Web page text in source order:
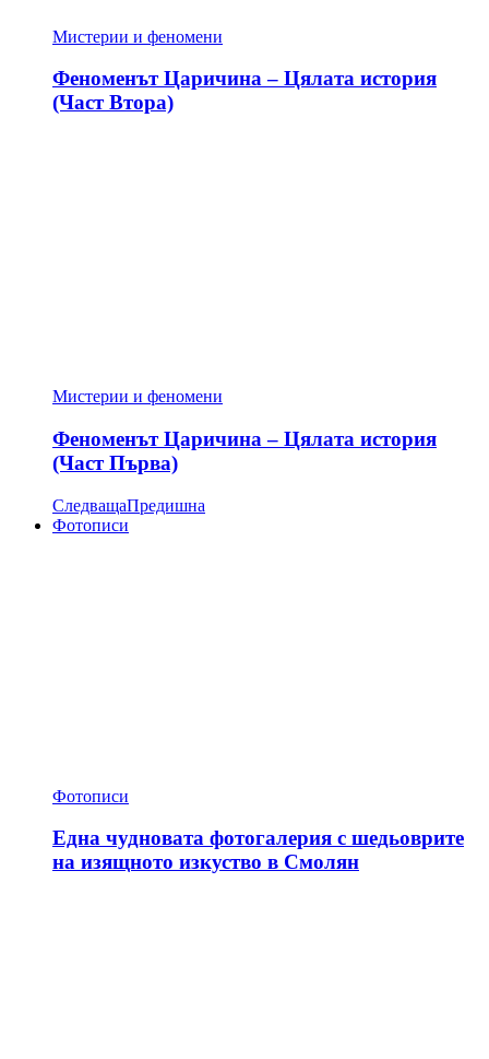
Мистерии и феномени
Феноменът Царичина – Цялата история
(Част Втора)
Мистерии и феномени
Феноменът Царичина – Цялата история
(Част Първа)
СледващаПредишна
Фотописи
Фотописи
Една чудновата фотогалерия с шедьоврите
на изящното изкуство в Смолян